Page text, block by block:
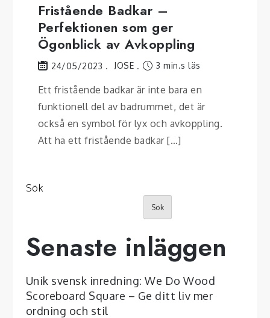
Fristående Badkar –
Perfektionen som ger
Ögonblick av Avkoppling
24/05/2023 JOSE 3 min.s läs
Ett fristående badkar är inte bara en
funktionell del av badrummet, det är
också en symbol för lyx och avkoppling.
Att ha ett fristående badkar […]
Sök
Sök
Senaste inläggen
Unik svensk inredning: We Do Wood
Scoreboard Square – Ge ditt liv mer
ordning och stil